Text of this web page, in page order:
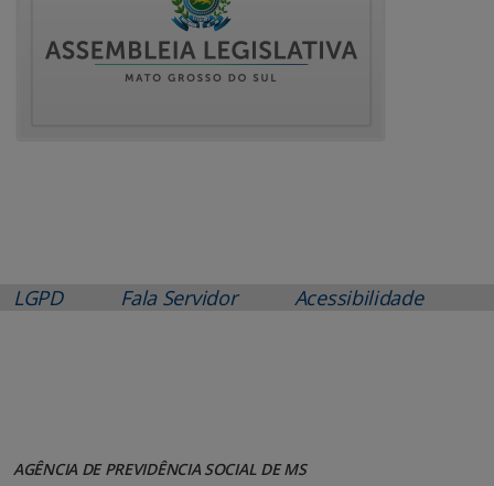
LGPD Fala Servidor Acessibilidade
AGÊNCIA DE PREVIDÊNCIA SOCIAL DE MS